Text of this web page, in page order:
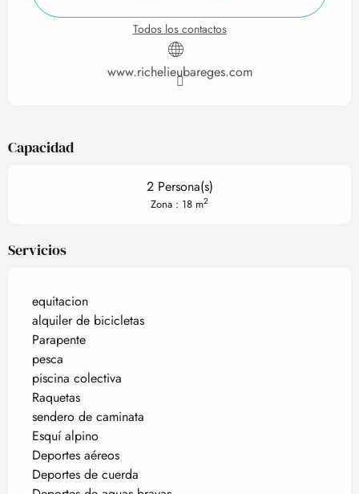
Todos los contactos
www.richelieubareges.com
Capacidad
2 Persona(s)
Zona : 18 m2
Servicios
equitacion
alquiler de bicicletas
Parapente
pesca
piscina colectiva
Raquetas
sendero de caminata
Esquí alpino
Deportes aéreos
Deportes de cuerda